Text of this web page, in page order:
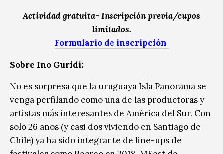
Actividad gratuita- Inscripción previa/cupos
limitados.
Formulario de inscripción
Sobre Ino Guridi:
No es sorpresa que la uruguaya Isla Panorama se
venga perfilando como una de las productoras y
artistas más interesantes de América del Sur. Con
solo 26 años (y casi dos viviendo en Santiago de
Chile) ya ha sido integrante de line-ups de